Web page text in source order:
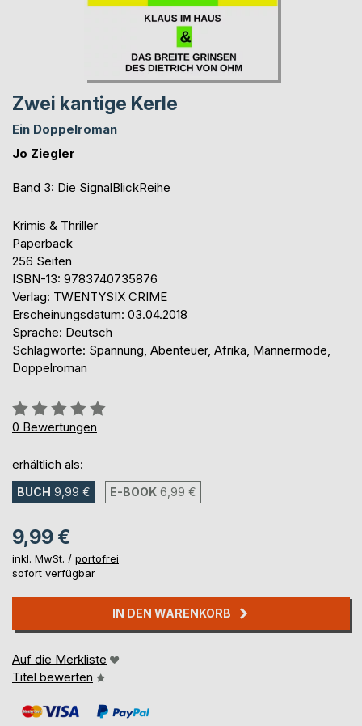
Zwei kantige Kerle
Ein Doppelroman
Jo Ziegler
Band 3: Die SignalBlickReihe
Krimis & Thriller
Paperback
256 Seiten
ISBN-13: 9783740735876
Verlag: TWENTYSIX CRIME
Erscheinungsdatum: 03.04.2018
Sprache: Deutsch
Schlagworte: Spannung, Abenteuer, Afrika, Männermode,
Doppelroman
Bewertung::
0%
0 Bewertungen
erhältlich als:
BUCH 9,99 € E-BOOK 6,99 €
9,99 €
inkl. MwSt. / portofrei
sofort verfügbar
IN DEN WARENKORB
Auf die Merkliste
Titel bewerten